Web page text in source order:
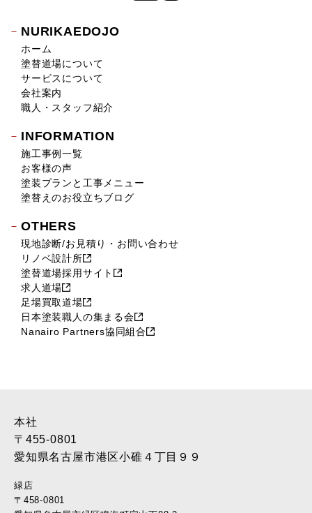
NURIKAEDOJO
ホーム
塗替道場について
サービスについて
会社案内
職人・スタッフ紹介
INFORMATION
施工事例一覧
お客様の声
塗装プランと工事メニュー
塗替えのお役立ちブログ
OTHERS
現地診断/お見積り・お問い合わせ
リノベ設計所
塗替道場採用サイト
求人道場
足場買取道場
日本塗装職人の集まる会
Nanairo Partners協同組合
本社
〒455-0801
愛知県名古屋市港区小碓４丁目９９
緑店
〒458-0801